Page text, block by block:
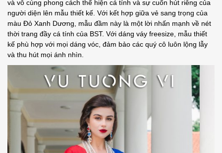
và vô cùng phong cách thể hiện cá tính và sự cuốn hút riêng của
người diện lên mẫu thiết kế. Với kết hợp giữa vẻ sang trọng của
màu Đỏ Xanh Dương, mẫu đầm này là một lời nhấn mạnh về nét
thời trang đầy cá tính của BST. Với dáng váy freesize, mẫu thiết
kế phù hợp với mọi dáng vóc, đảm bảo các quý cô luôn lộng lẫy
và thu hút mọi ánh nhìn.